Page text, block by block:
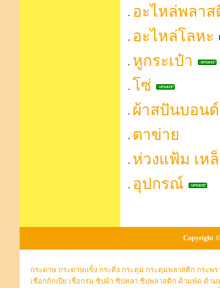
อะไหล่พลาส
อะไหล่โลหะ
หูกระเป๋า
โซ่
ผ้าสปันบอนด์
ตาข่าย
ห่วงแฟ้ม เห
อุปกรณ์
Copyright ©
กระดาษ กระดาษแข็ง กระดิ่ง กระดุม กระดุมพลาสติก กระพร
เชือกถักเปีย เชือกร่ม ซิปผ้า ซิปหลา ซิปพลาสติก ด้ามพัด ด้าม